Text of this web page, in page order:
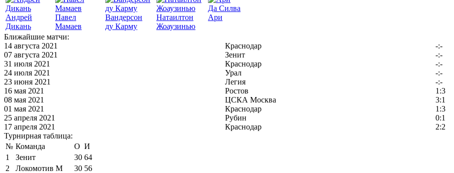
Андрей
Дикань
Павел
Мамаев
Вандерсон
ду Карму
Натаилтон
Жоаузинью
Да Силва
Ари
Ближайшие матчи:
14 августа 2021
Краснодар -:-
07 августа 2021
Зенит -:-
31 июля 2021
Краснодар -:-
24 июля 2021
Урал -:-
23 июня 2021
Легия -:-
16 мая 2021
Ростов 1:3
08 мая 2021
ЦСКА Москва 3:1
01 мая 2021
Краснодар 1:3
25 апреля 2021
Рубин 0:1
17 апреля 2021
Краснодар 2:2
Турнирная таблица:
№ Команда О И
1
Зенит 30 64
2
Локомотив М 30 56